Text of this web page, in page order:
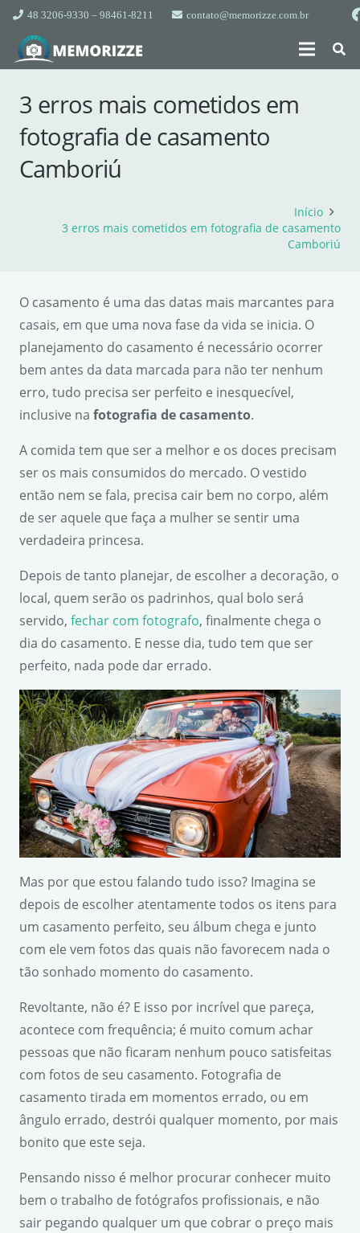
48 3206-9330 – 98461-8211 contato@memorizze.com.br
3 erros mais cometidos em
fotografia de casamento
Camboriú
Início
3 erros mais cometidos em fotografia de casamento
Camboriú
O casamento é uma das datas mais marcantes para
casais, em que uma nova fase da vida se inicia. O
planejamento do casamento é necessário ocorrer
bem antes da data marcada para não ter nenhum
erro, tudo precisa ser perfeito e inesquecível,
inclusive na fotografia de casamento.
A comida tem que ser a melhor e os doces precisam
ser os mais consumidos do mercado. O vestido
então nem se fala, precisa cair bem no corpo, além
de ser aquele que faça a mulher se sentir uma
verdadeira princesa.
Depois de tanto planejar, de escolher a decoração, o
local, quem serão os padrinhos, qual bolo será
servido, fechar com fotografo, finalmente chega o
dia do casamento. E nesse dia, tudo tem que ser
perfeito, nada pode dar errado.
Mas por que estou falando tudo isso? Imagina se
depois de escolher atentamente todos os itens para
um casamento perfeito, seu álbum chega e junto
com ele vem fotos das quais não favorecem nada o
tão sonhado momento do casamento.
Revoltante, não é? E isso por incrível que pareça,
acontece com frequência; é muito comum achar
pessoas que não ficaram nenhum pouco satisfeitas
com fotos de seu casamento. Fotografia de
casamento tirada em momentos errado, ou em
ângulo errado, destrói qualquer momento, por mais
bonito que este seja.
Pensando nisso é melhor procurar conhecer muito
bem o trabalho de fotógrafos profissionais, e não
sair pegando qualquer um que cobrar o preço mais